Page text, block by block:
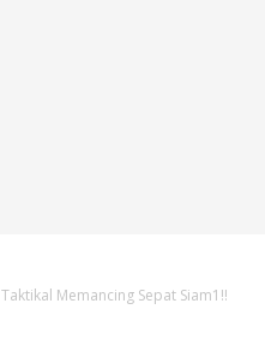
Taktikal Memancing Sepat Siam1!!